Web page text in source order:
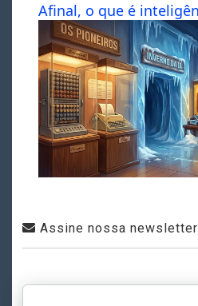
Afinal, o que é
Assine nossa newsletter